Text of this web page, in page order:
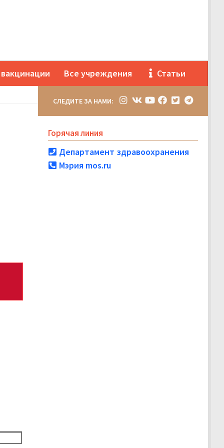
вакцинации Все учреждения Статьи
СЛЕДИТЕ ЗА НАМИ:
Горячая линия
Департамент здравоохранения
Мэрия mos.ru